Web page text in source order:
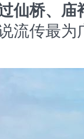
仙桥、庙
流传最为